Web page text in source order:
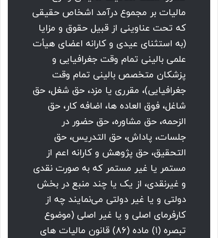
مالیات بر مجموع درآمد اشخاص حقیقی
که تحت عناوینی از قبیل حقوق و مزایا
(به استثنای عیدی و کارانه اعضای هیأت
علمی بالینی تمام وقت جغرافیایی و
پزشکان متخصص بالینی تمام وقت
جغرافیایی)، مقرری یا مزد، حق شغل، حق
شاغل، فوق العاده ها، اضافه کار، حق
الزحمه، حق مشاوره، حق حضور در
جلسات، پاداش، حق التدریس، حق
التحقیق، حق پژوهش و کارانه اعم از
مستمر یا غیر مستمر که به صورت نقدی
و غیرنقدی، از یک یا چند منبع در بخش
دولتی و یا غیر دولتی می‌نمایند چه از
کارفرمای اصلی و یا غیر اصلی (موضوع
تبصره (۱) ماده (۸۶) قانون مالیات های